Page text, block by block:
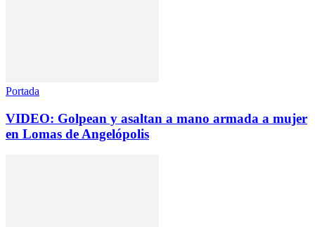
Portada
VIDEO: Golpean y asaltan a mano armada a mujer
en Lomas de Angelópolis